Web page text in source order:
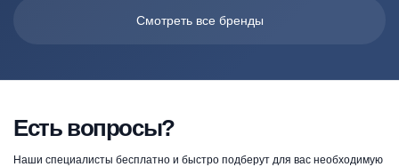
Смотреть все бренды
Есть вопросы?
Наши специалисты бесплатно и быстро подберут для вас необходимую